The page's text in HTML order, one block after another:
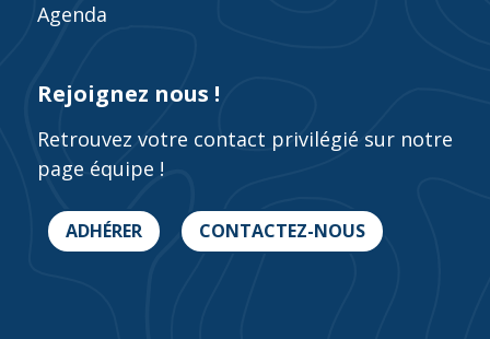
Agenda
Rejoignez nous !
Retrouvez votre contact privilégié sur notre
page équipe !
ADHÉRER CONTACTEZ-NOUS